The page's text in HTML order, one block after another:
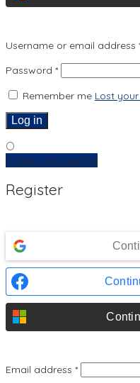
Username or email address
Password *
Remember me Lost
Log in
O
Crear una cuenta
Register
Email address *